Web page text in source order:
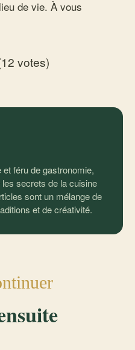
de vie. À vous
votes)
féru de gastronomie,
secrets de la cuisine
sont un mélange de
et de créativité.